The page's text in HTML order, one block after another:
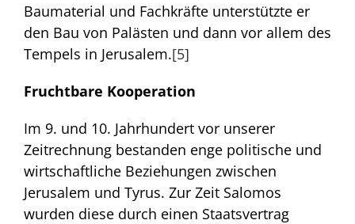
Baumaterial und Fachkräfte unterstützte er
den Bau von Palästen und dann vor allem des
Tempels in Jerusalem.[5]
Fruchtbare Kooperation
Im 9. und 10. Jahrhundert vor unserer
Zeitrechnung bestanden enge politische und
wirtschaftliche Beziehungen zwischen
Jerusalem und Tyrus. Zur Zeit Salomos
wurden diese durch einen Staatsvertrag